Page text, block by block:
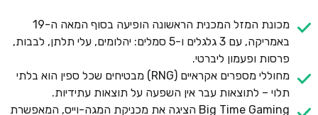
מכונת המזל המכנית הראשונה הופיעה בסוף המאה ה-19
באמריקה, עם 3 גלגלים ו-5 סמלים: יהלומים, עלי תלתן, לבבות,
פרסות ופעמון ליברטי.
מחוללי מספרים אקראיים (RNG) מבטיחים שכל ספין הוא בלתי
תלוי – לתוצאות עבר אין השפעה על תוצאות עתידיות.
Big Time Gaming הציגה את מכניקת המגה-וייס, המאפשרת